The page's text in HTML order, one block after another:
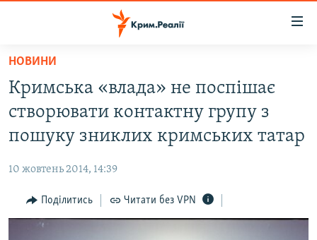
Перейти
основного
матеріалу
Перейти
до
основної
Перейти
до
ВОДА.КРИМ
ВІДЕО ТА ФОТО
БЛОГИ
ПОГЛЯД
ІНТЕРВ'Ю
НОВИНИ
Кримська «влада» не поспішає
створювати контактну групу з
пошуку зниклих кримських татар
10 жовтень 2014, 14:39
Поділитись Читати без VPN